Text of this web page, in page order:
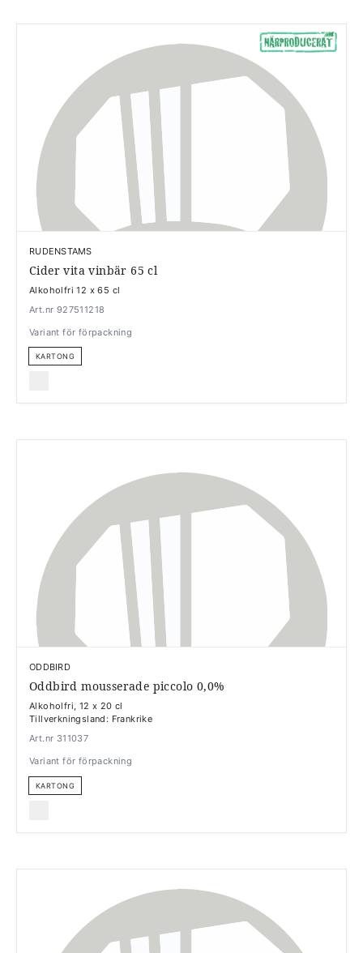
RUDENSTAMS
Cider vita vinbär 65 cl
Alkoholfri 12 x 65 cl
Art.nr 927511218
Variant för förpackning
KARTONG
ODDBIRD
Oddbird mousserade piccolo 0,0%
Alkoholfri, 12 x 20 cl
Tillverkningsland: Frankrike
Art.nr 311037
Variant för förpackning
KARTONG